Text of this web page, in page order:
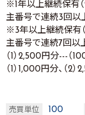
※1年以上継続保有
主番号で連続3回以
※3年以上継続保有
主番号で連続7回以
（1）2,500円分---（
（1）1,000円分、（2
売買単位 100